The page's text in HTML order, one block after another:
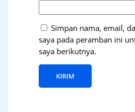
Simpan nama, email,
saya pada peramban ini
saya berikutnya.